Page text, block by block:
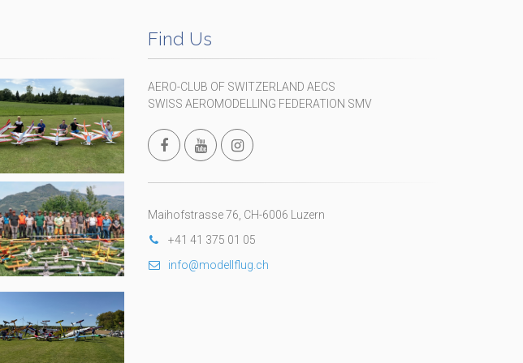
Find Us
AERO-CLUB OF SWITZERLAND AECS
SWISS AEROMODELLING FEDERATION SMV
Maihofstrasse 76, CH-6006 Luzern
+41 41 375 01 05
info@modellflug.ch